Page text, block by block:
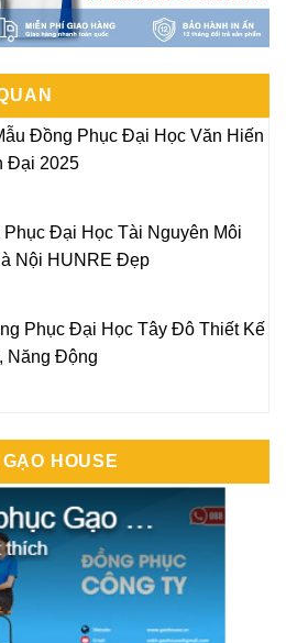
Đồng Phục Đại Học Văn Hiến
Đại 2025
Phục Đại Học Tài Nguyên Môi
Nội HUNRE Đẹp
Phục Đại Học Tây Đô Thiết Kế
Năng Động
HOUSE